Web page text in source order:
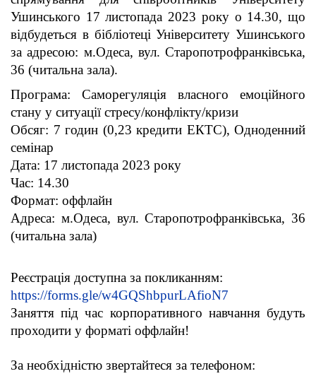
Ушинського 17 листопада 2023 року о 14.30, що
відбудеться в бібліотеці Університету Ушинського
за адресою: м.Одеса, вул. Старопотрофранківська,
36 (читальна зала).
Програма: Саморегуляція власного емоційного
стану у ситуації стресу/конфлікту/кризи
Обсяг: 7 годин (0,23 кредити ЕКТС), Одноденний
семінар
Дата: 17 листопада 2023 року
Час: 14.30
Формат: оффлайн
Адреса: м.Одеса, вул. Старопотрофранківська, 36
(читальна зала)
Реєстрація доступна за покликанням:
https://forms.gle/w4GQShbpurLAfioN7
Заняття під час корпоративного навчання будуть
проходити у форматі оффлайн!
За необхідністю звертайтеся за телефоном: